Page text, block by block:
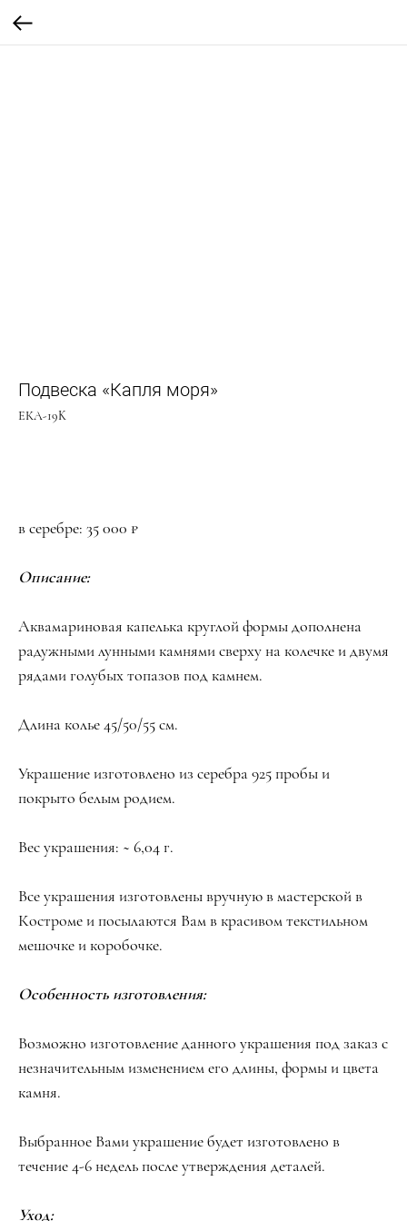
Подвеска «Капля моря»
ЕКА-19K
в серебре: 35 000 ₽
Описание:
Аквамариновая капелька круглой формы дополнена
радужными лунными камнями сверху на колечке и двумя
рядами голубых топазов под камнем.
Длина колье 45/50/55 см.
Украшение изготовлено из серебра 925 пробы и
покрыто белым родием.
Вес украшения: ~ 6,04 г.
Все украшения изготовлены вручную в мастерской в
Костроме и посылаются Вам в красивом текстильном
мешочке и коробочке.
Особенность изготовления:
Возможно изготовление данного украшения под заказ с
незначительным изменением его длины, формы и цвета
камня.
Выбранное Вами украшение будет изготовлено в
течение 4-6 недель после утверждения деталей.
Уход: